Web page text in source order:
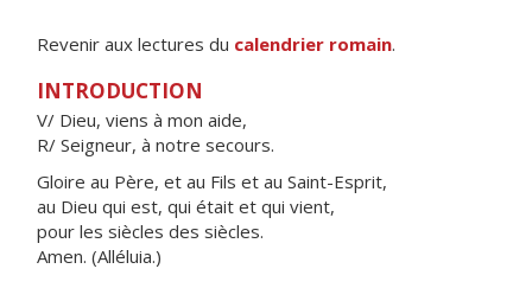
Revenir aux lectures du calendrier romain.
INTRODUCTION
V/ Dieu, viens à mon aide,
R/ Seigneur, à notre secours.
Gloire au Père, et au Fils et au Saint-Esprit,
au Dieu qui est, qui était et qui vient,
pour les siècles des siècles.
Amen. (Alléluia.)